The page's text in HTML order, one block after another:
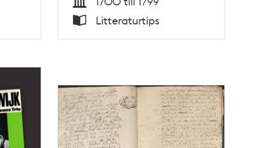
Tid
Typ
Litteraturtips